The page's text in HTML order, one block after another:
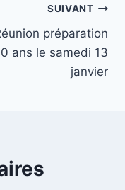
SUIVANT
préparation
ans le samedi 13
janvier